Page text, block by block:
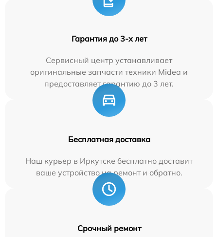
Гарантия до 3-х лет
Сервисный центр устанавливает
оригинальные запчасти техники Midea и
предоставляет гарантию до 3 лет.
Бесплатная доставка
Наш курьер в Иркутске бесплатно доставит
ваше устройство на ремонт и обратно.
Срочный ремонт